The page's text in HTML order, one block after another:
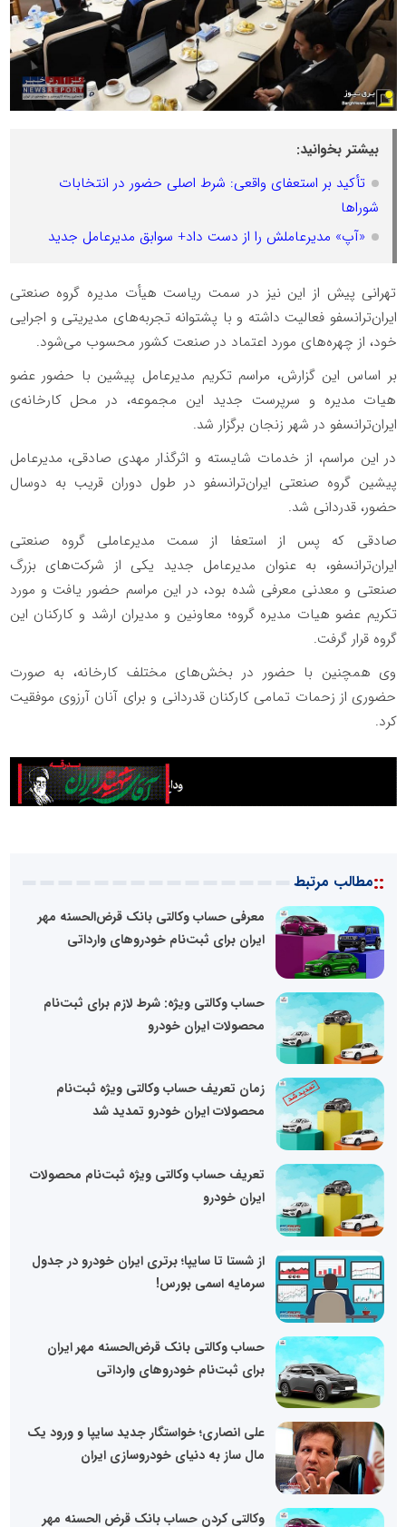
بیشتر بخوانید:
تأکید بر استعفای واقعی: شرط اصلی حضور در انتخابات
شوراها
«آپ» مدیرعاملش را از دست داد+ سوابق مدیرعامل جدید
تهرانی پیش از این نیز در سمت ریاست هیأت مدیره گروه صنعتی
ایران‌ترانسفو فعالیت داشته و با پشتوانه تجربه‌های مدیریتی و اجرایی
خود، از چهره‌های مورد اعتماد در صنعت کشور محسوب می‌شود.
بر اساس این گزارش، مراسم تکریم مدیرعامل پیشین با حضور عضو
هیات مدیره و سرپرست جدید این مجموعه، در محل کارخانه‌ی
ایران‌ترانسفو در شهر زنجان برگزار شد.
در این مراسم، از خدمات شایسته و اثرگذار مهدی صادقی، مدیرعامل
پیشین گروه صنعتی ایران‌ترانسفو در طول دوران قریب به دوسال
حضور، قدردانی شد.
صادقی که پس از استعفا از سمت مدیرعاملی گروه صنعتی
ایران‌ترانسفو، به عنوان مدیرعامل جدید یکی از شرکت‌های بزرگ
صنعتی و معدنی معرفی شده بود، در این مراسم حضور یافت و مورد
تکریم عضو هیات مدیره گروه؛ معاونین و مدیران ارشد و کارکنان این
گروه قرار گرفت.
وی همچنین با حضور در بخش‌های مختلف کارخانه، به صورت
حضوری از زحمات تمامی کارکنان قدردانی و برای آنان آرزوی موفقیت
کرد.
::مطالب مرتبط
معرفی حساب وکالتی بانک قرض‌الحسنه مهر
ایران برای ثبت‌نام خودروهای وارداتی
حساب وکالتی ویژه: شرط لازم برای ثبت‌نام
محصولات ایران خودرو
زمان تعریف حساب وکالتی ویژه ثبت‌نام
محصولات ایران خودرو تمدید شد
تعریف حساب وکالتی ویژه ثبت‌نام محصولات
ایران خودرو
از شستا تا سایپا؛ برتری ایران خودرو در جدول
سرمایه اسمی بورس!
حساب وکالتی بانک قرض‌الحسنه مهر ایران
برای ثبت‌نام خودروهای وارداتی
علی انصاری؛ خواستگار جدید سایپا و ورود یک
مال ساز به دنیای خودروسازی ایران
وکالتی کردن حساب بانک قرض الحسنه مهر